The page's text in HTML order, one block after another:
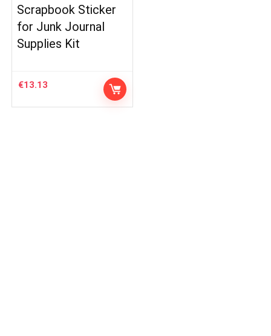
Scrapbook Sticker
for Junk Journal
Supplies Kit
€13.13